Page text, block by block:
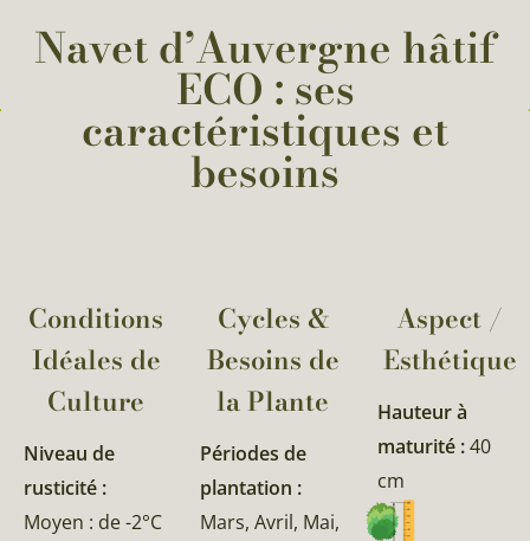
Navet d’Auvergne hâtif
ECO : ses
caractéristiques et
besoins
Conditions
Idéales de
Culture
Niveau de
rusticité :
Moyen : de -2°C
Cycles &
Besoins de
la Plante​
Périodes de
plantation :
Mars, Avril, Mai,
Aspect /
Esthétique
Hauteur à
maturité :40
cm